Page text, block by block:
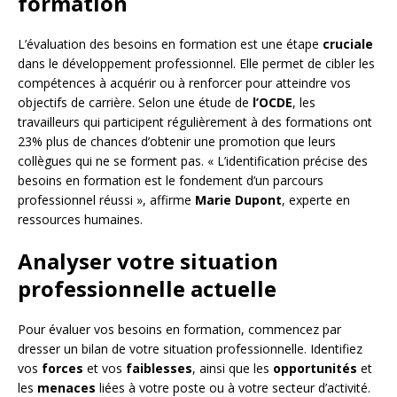
L’évaluation des besoins en formation est une étape cruciale
dans le développement professionnel. Elle permet de cibler les
compétences à acquérir ou à renforcer pour atteindre vos
objectifs de carrière. Selon une étude de l’OCDE, les
travailleurs qui participent régulièrement à des formations ont
23% plus de chances d’obtenir une promotion que leurs
collègues qui ne se forment pas. « L’identification précise des
besoins en formation est le fondement d’un parcours
professionnel réussi », affirme Marie Dupont, experte en
ressources humaines.
Analyser votre situation
professionnelle actuelle
Pour évaluer vos besoins en formation, commencez par
dresser un bilan de votre situation professionnelle. Identifiez
vos forces et vos faiblesses, ainsi que les opportunités et
les menaces liées à votre poste ou à votre secteur d’activité.